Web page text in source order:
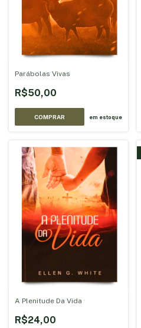
Parábolas Vivas
R$50,00
em estoque
A Plenitude Da Vida
R$24,00